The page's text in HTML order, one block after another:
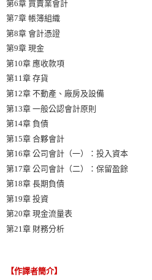
第6章 買賣業會計
第7章 帳簿組織
第8章 會計憑證
第9章 現金
第10章 應收款項
第11章 存貨
第12章 不動產、廠房及設備
第13章 一般公認會計原則
第14章 負債
第15章 合夥會計
第16章 公司會計（一）：投入資本
第17章 公司會計（二）：保留盈餘
第18章 長期負債
第19章 投資
第20章 現金流量表
第21章 財務分析
【作譯者簡介】